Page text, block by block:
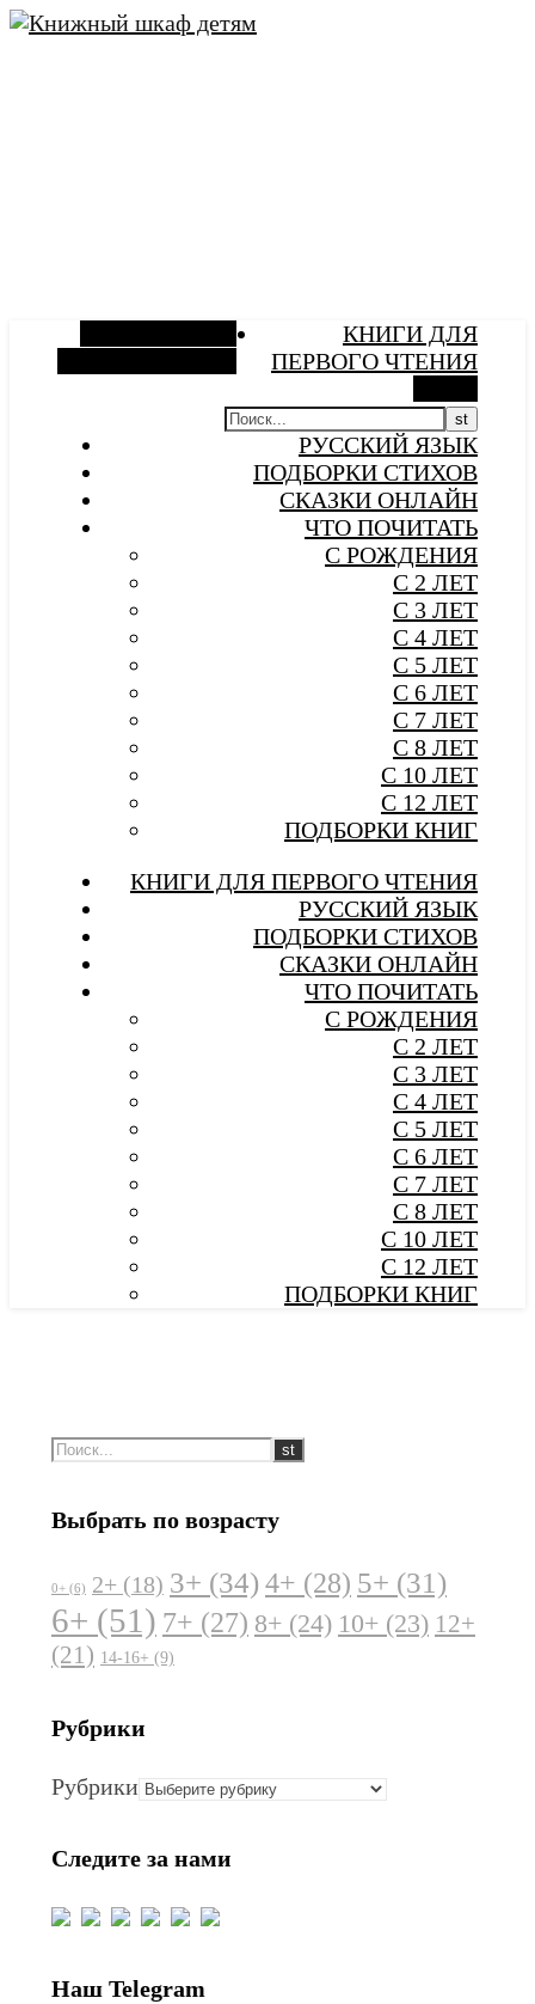
КНИГИ ДЛЯ
ПЕРВОГО ЧТЕНИЯ
РУССКИЙ ЯЗЫК
ПОДБОРКИ СТИХОВ
СКАЗКИ ОНЛАЙН
ЧТО ПОЧИТАТЬ
С РОЖДЕНИЯ
С 2 ЛЕТ
С 3 ЛЕТ
С 4 ЛЕТ
С 5 ЛЕТ
С 6 ЛЕТ
С 7 ЛЕТ
С 8 ЛЕТ
С 10 ЛЕТ
С 12 ЛЕТ
ПОДБОРКИ КНИГ
КНИГИ ДЛЯ ПЕРВОГО ЧТЕНИЯ
РУССКИЙ ЯЗЫК
ПОДБОРКИ СТИХОВ
СКАЗКИ ОНЛАЙН
ЧТО ПОЧИТАТЬ
С РОЖДЕНИЯ
С 2 ЛЕТ
С 3 ЛЕТ
С 4 ЛЕТ
С 5 ЛЕТ
С 6 ЛЕТ
С 7 ЛЕТ
С 8 ЛЕТ
С 10 ЛЕТ
С 12 ЛЕТ
ПОДБОРКИ КНИГ
Выбрать по возрасту
0+ (6) 2+ (18) 3+ (34) 4+ (28) 5+ (31)
6+ (51) 7+ (27) 8+ (24) 10+ (23) 12+
(21) 14-16+ (9)
Рубрики
Рубрики
Следите за нами
Наш Telegram